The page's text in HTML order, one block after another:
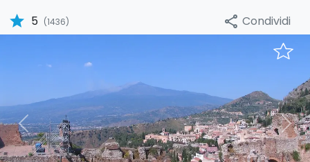
star 5 (1436) share Condividi
Previous Next